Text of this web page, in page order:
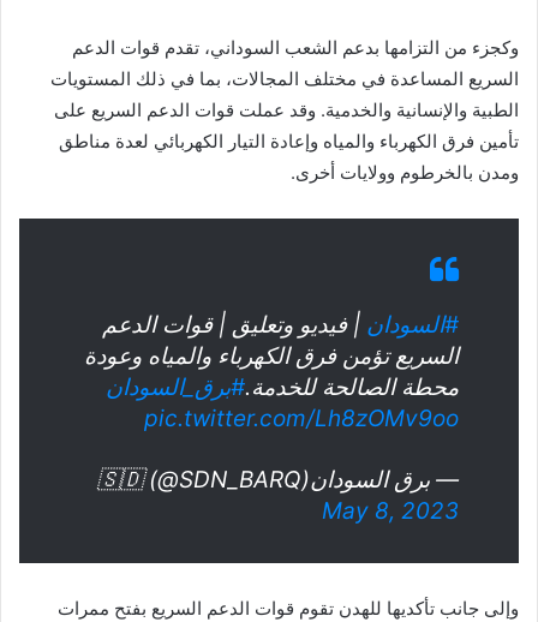
وكجزء من التزامها بدعم الشعب السوداني، تقدم قوات الدعم
السريع المساعدة في مختلف المجالات، بما في ذلك المستويات
الطبية والإنسانية والخدمية. وقد عملت قوات الدعم السريع على
تأمين فرق الكهرباء والمياه وإعادة التيار الكهربائي لعدة مناطق
ومدن بالخرطوم وولايات أخرى.
#السودان | فيديو وتعليق | قوات الدعم
السريع تؤمن فرق الكهرباء والمياه وعودة
محطة الصالحة للخدمة.#برق_السودان
pic.twitter.com/Lh8zOMv9oo
— برق السودان🇸🇩 (@SDN_BARQ)
May 8, 2023
وإلى جانب تأكديها للهدن تقوم قوات الدعم السريع بفتح ممرات